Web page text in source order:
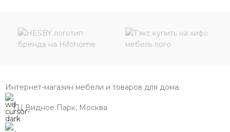
Интернет-магазин мебели и товаров для дома.
ТЦ Видное Парк, Москва